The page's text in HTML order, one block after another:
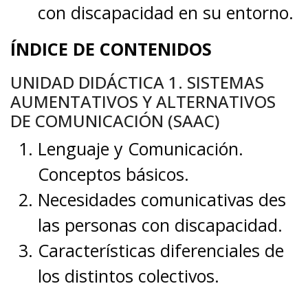
con discapacidad en su entorno.
ÍNDICE DE CONTENIDOS
UNIDAD DIDÁCTICA 1. SISTEMAS
AUMENTATIVOS Y ALTERNATIVOS
DE COMUNICACIÓN (SAAC)
Lenguaje y Comunicación.
Conceptos básicos.
Necesidades comunicativas des
las personas con discapacidad.
Características diferenciales de
los distintos colectivos.